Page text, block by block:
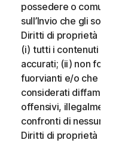
possedere o
sull’Invio che gli sono
Diritti di proprietà
(i) tutti i contenuti dei
accurati; (ii) non fornirà
fuorvianti e/o che
considerati diffamatori,
offensivi, illegalmente
confronti di nessuno;
Diritti di proprietà